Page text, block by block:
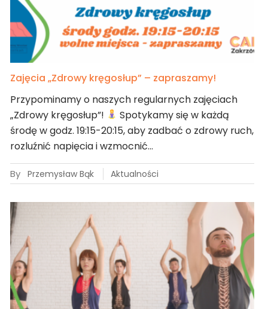
Zajęcia „Zdrowy kręgosłup” – zapraszamy!
Przypominamy o naszych regularnych zajęciach
„Zdrowy kręgosłup”!
Spotykamy się w każdą
środę w godz. 19:15-20:15, aby zadbać o zdrowy ruch,
rozluźnić napięcia i wzmocnić…
By Przemysław Bąk Aktualności